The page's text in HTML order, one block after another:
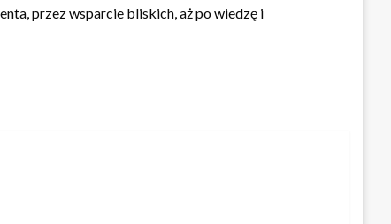
przez wsparcie bliskich, aż po wiedzę i